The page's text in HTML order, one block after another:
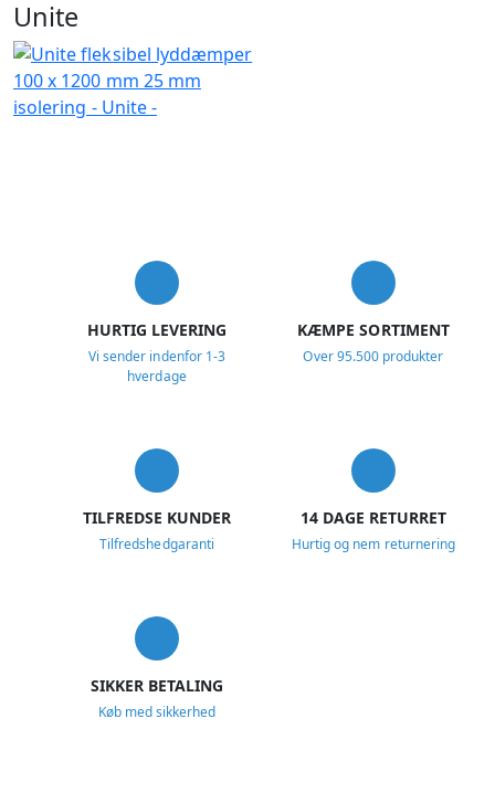
Unite
HURTIG LEVERING
Vi sender indenfor 1-3
hverdage
KÆMPE SORTIMENT
Over 95.500 produkter
TILFREDSE KUNDER
Tilfredshedgaranti
14 DAGE RETURRET
Hurtig og nem returnering
SIKKER BETALING
Køb med sikkerhed